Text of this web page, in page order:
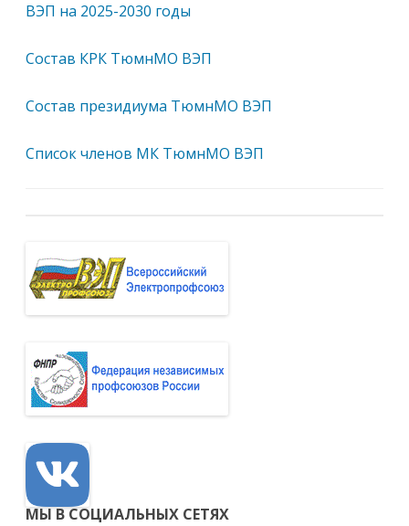
ВЭП на 2025-2030 годы
Состав КРК ТюмнМО ВЭП
Состав президиума ТюмнМО ВЭП
Список членов МК ТюмнМО ВЭП
МЫ В СОЦИАЛЬНЫХ СЕТЯХ